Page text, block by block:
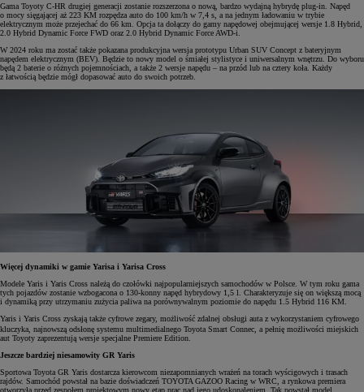
Gama Toyoty C-HR drugiej generacji zostanie rozszerzona o nową, bardzo wydajną hybrydę plug-in. Napęd
o mocy sięgającej aż 223 KM rozpędza auto do 100 km/h w 7,4 s, a na jednym ładowaniu w trybie
elektrycznym może przejechać do 66 km. Opcja ta dołączy do gamy napędowej obejmującej wersje 1.8 Hybrid,
2.0 Hybrid Dynamic Force FWD oraz 2.0 Hybrid Dynamic Force AWD-i.
W 2024 roku ma zostać także pokazana produkcyjna wersja prototypu Urban SUV Concept z bateryjnym
napędem elektrycznym (BEV). Będzie to nowy model o śmiałej stylistyce i uniwersalnym wnętrzu. Do wyboru
będą 2 baterie o różnych pojemnościach, a także 2 wersje napędu – na przód lub na cztery koła. Każdy
z łatwością będzie mógł dopasować auto do swoich potrzeb.
Więcej dynamiki w gamie Yarisa i Yarisa Cross
Modele Yaris i Yaris Cross należą do czołówki najpopularniejszych samochodów w Polsce. W tym roku gama
tych pojazdów zostanie wzbogacona o 130-konny napęd hybrydowy 1,5 l. Charakteryzuje się on większą mocą
i dynamiką przy utrzymaniu zużycia paliwa na porównywalnym poziomie do napędu 1.5 Hybrid 116 KM.
Yaris i Yaris Cross zyskają także cyfrowe zegary, możliwość zdalnej obsługi auta z wykorzystaniem cyfrowego
kluczyka, najnowszą odsłonę systemu multimedialnego Toyota Smart Connec, a pełnię możliwości miejskich
aut Toyoty zaprezentują wersje specjalne Premiere Edition.
Jeszcze bardziej niesamowity GR Yaris
Sportowa Toyota GR Yaris dostarcza kierowcom niezapomnianych wrażeń na torach wyścigowych i trasach
rajdów. Samochód powstał na bazie doświadczeń TOYOTA GAZOO Racing w WRC, a rynkowa premiera